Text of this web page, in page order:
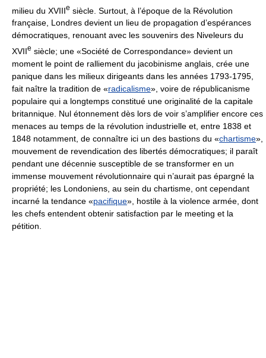
milieu du XVIIIe siècle. Surtout, à l’époque de la Révolution
française, Londres devient un lieu de propagation d’espérances
démocratiques, renouant avec les souvenirs des Niveleurs du
XVIIe siècle; une «Société de Correspondance» devient un
moment le point de ralliement du jacobinisme anglais, crée une
panique dans les milieux dirigeants dans les années 1793-1795,
fait naître la tradition de «radicalisme», voire de républicanisme
populaire qui a longtemps constitué une originalité de la capitale
britannique. Nul étonnement dès lors de voir s’amplifier encore ces
menaces au temps de la révolution industrielle et, entre 1838 et
1848 notamment, de connaître ici un des bastions du «chartisme»,
mouvement de revendication des libertés démocratiques; il paraît
pendant une décennie susceptible de se transformer en un
immense mouvement révolutionnaire qui n’aurait pas épargné la
propriété; les Londoniens, au sein du chartisme, ont cependant
incarné la tendance «pacifique», hostile à la violence armée, dont
les chefs entendent obtenir satisfaction par le meeting et la
pétition.